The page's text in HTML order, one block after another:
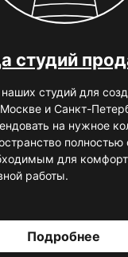
студий
студий для
и Санкт-
на нужное
для
работы.
Подробнее